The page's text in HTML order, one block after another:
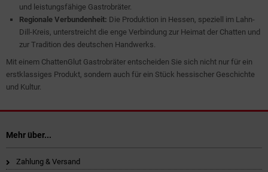
und leistungsfähige Gastrobräter.
Regionale Verbundenheit: Die Produktion in Hessen, speziell im Lahn-
Dill-Kreis, unterstreicht die enge Verbindung zur Heimat der Chatten und
zur Tradition des deutschen Handwerks.
Mit einem ChattenGlut Gastrobräter entscheiden Sie sich nicht nur für ein
erstklassiges Produkt, sondern auch für ein Stück hessischer Geschichte
und Kultur.
Mehr über...
Zahlung & Versand